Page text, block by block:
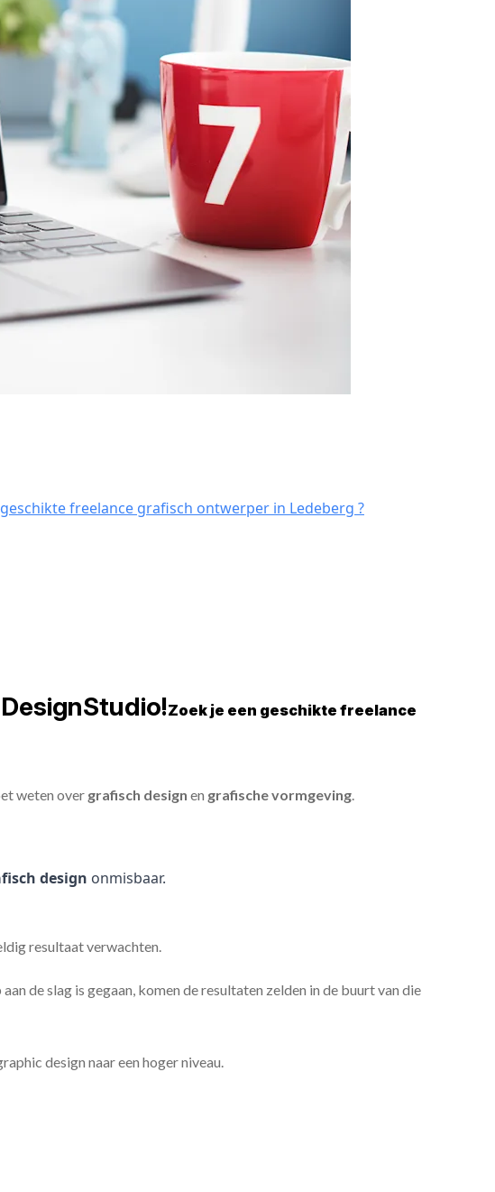
freelance grafisch ontwerper in Ledeberg ?
Zoek je een geschikte freelance
weten over grafisch design en grafische vormgeving.
design onmisbaar.
resultaat verwachten.
de slag is gegaan, komen de resultaten zelden in de buurt van die
design naar een hoger niveau.